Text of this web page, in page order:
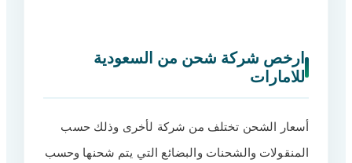
تغليف العفش
18
ارخص شركة شحن من السعودية
للامارات
أسعار الشحن تختلف من شركة لأخرى وذلك حسب
المنقولات والشحنات والبضائع التي يتم شحنها وحسب